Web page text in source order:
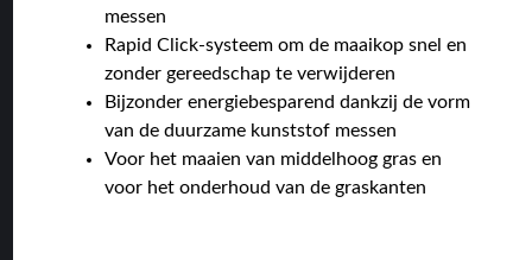
messen
Rapid Click-systeem om de maaikop snel en
zonder gereedschap te verwijderen
Bijzonder energiebesparend dankzij de vorm
van de duurzame kunststof messen
Voor het maaien van middelhoog gras en
voor het onderhoud van de graskanten